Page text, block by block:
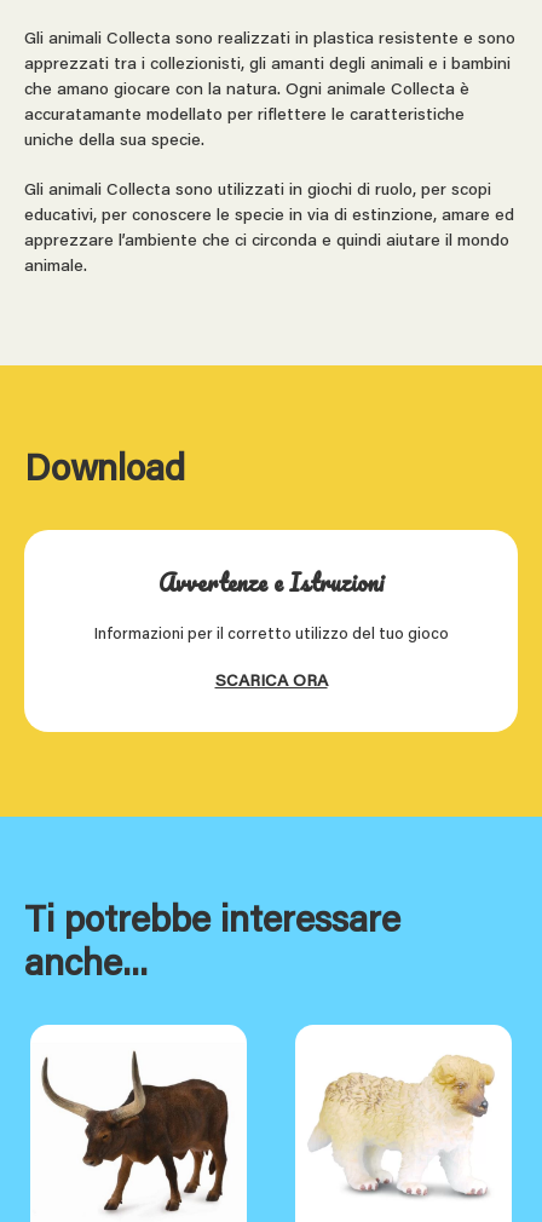
Gli animali Collecta sono realizzati in plastica resistente e sono
apprezzati tra i collezionisti, gli amanti degli animali e i bambini
che amano giocare con la natura. Ogni animale Collecta è
accuratamante modellato per riflettere le caratteristiche
uniche della sua specie.
Gli animali Collecta sono utilizzati in giochi di ruolo, per scopi
educativi, per conoscere le specie in via di estinzione, amare ed
apprezzare l’ambiente che ci circonda e quindi aiutare il mondo
animale.
Download
Avvertenze e Istruzioni
Informazioni per il corretto utilizzo del tuo gioco
SCARICA ORA
Ti potrebbe interessare
anche...